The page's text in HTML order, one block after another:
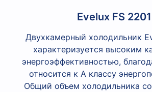
Evelux FS 2201
Двухкамерный холодильник
характеризуется высоким
энергоэффективностью,
относится к А классу
Общий объем холодильника